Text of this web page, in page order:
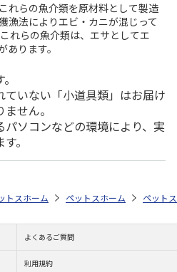
れらの魚介類を原材料として製造
漁法によりエビ・カニが混じって
れらの魚介類は、エサとしてエ
ります。
いない「小道具類」はお届け
せん。
ソコンなどの環境により、実
。
・飼育その他用品 底砂・床材（小動物
トストア ケージ・飼育その他用品
ホーム ペットストア ケージ・
ホーム ペット
よくあるご質問
利用規約